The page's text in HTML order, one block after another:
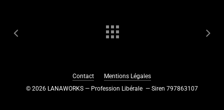
© 2026LANAWORKS — Profession Libérale — Siren 797863107
Contact Mentions Légales